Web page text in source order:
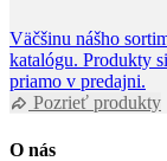
Väčšinu nášho
katalógu. Produkty
priamo v predajni.
Pozrieť produkty
O nás